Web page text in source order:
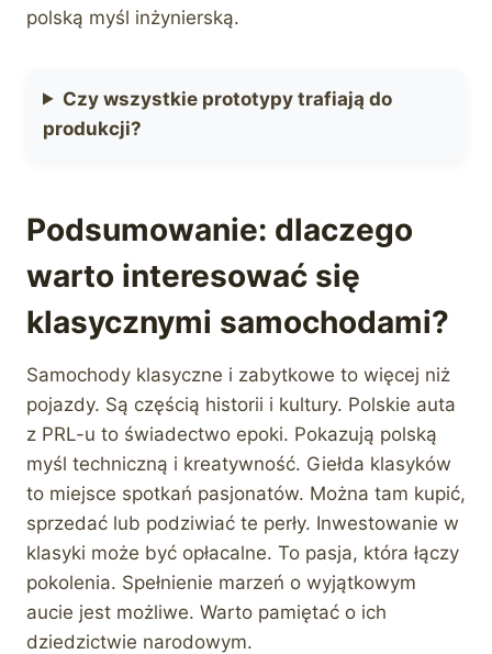
polską myśl inżynierską.
Czy wszystkie prototypy trafiają do
produkcji?
Podsumowanie: dlaczego
warto interesować się
klasycznymi samochodami?
Samochody klasyczne i zabytkowe to więcej niż
pojazdy. Są częścią historii i kultury. Polskie auta
z PRL-u to świadectwo epoki. Pokazują polską
myśl techniczną i kreatywność. Giełda klasyków
to miejsce spotkań pasjonatów. Można tam kupić,
sprzedać lub podziwiać te perły. Inwestowanie w
klasyki może być opłacalne. To pasja, która łączy
pokolenia. Spełnienie marzeń o wyjątkowym
aucie jest możliwe. Warto pamiętać o ich
dziedzictwie narodowym.